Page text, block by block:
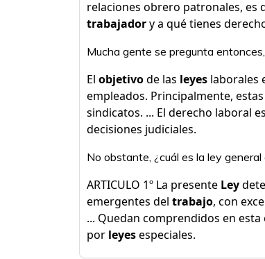
relaciones obrero patronales, es
trabajadory a qué tienes
Mucha gente se pregunta
El objetivode las leyes laborales
empleados. Principalmente, estas
sindicatos. ... El derecho laboral
decisiones judiciales.
No obstante, ¿cuál es la ley general
ARTICULO 1º La presente Ley
emergentes del trabajo, con
... Quedan comprendidos en
por leyesespeciales.